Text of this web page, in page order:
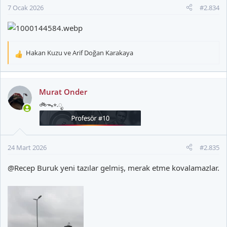
7 Ocak 2026 #2.834
T
k
i
l
Hakan Kuzu veArif Doğan Karakaya
Murat Onder
🚲ᯓ⋆.ೃ
24 Mart 2026 #2.835
@Recep Buruk yeni tazılar gelmiş, merak etme kovalamazlar.